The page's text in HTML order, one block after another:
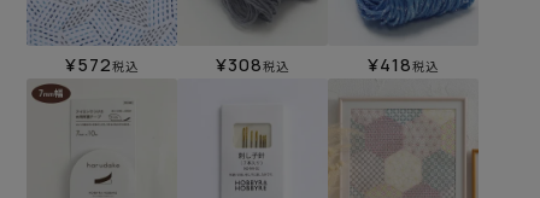
¥572税込 ¥308税込 ¥418税込